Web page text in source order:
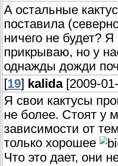
А остальные
поставила
ничего не будет?
прикрываю, но у
однажды дожди
[19] kalida[2009-
Я свои кактусы
не более. Стоят у
зависимости от
только хорошее
Что это дает, они